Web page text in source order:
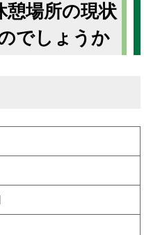
憩場所の現状
でしょうか